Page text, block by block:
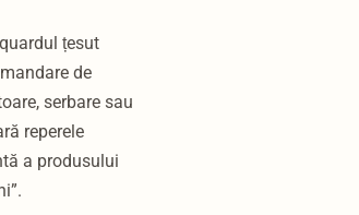
țesut
de
serbare sau
reperele
a produsului